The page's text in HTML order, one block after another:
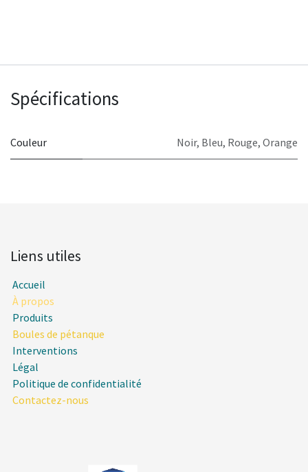
Spécifications
Couleur Noir, Bleu, Rouge, Orange
Liens utiles
Accueil
À propos
Produits
Boules de pétanque
Interventions
Légal
Politique de confidentialité
Contactez-nous